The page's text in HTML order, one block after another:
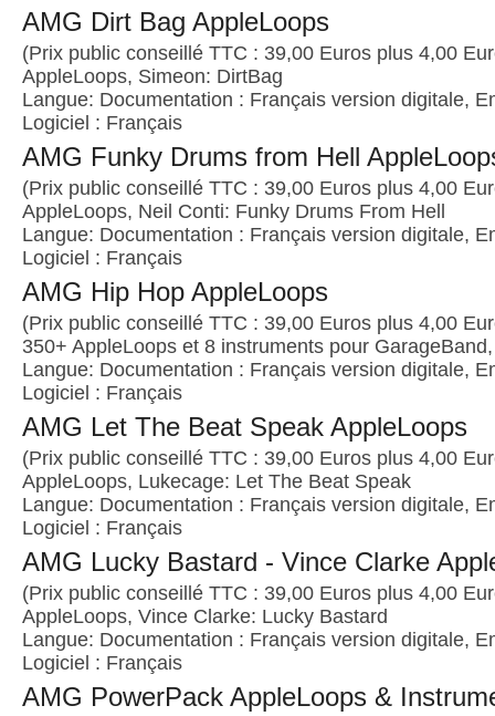
AMG Dirt Bag AppleLoops
(Prix public conseillé TTC : 39,00 Euros plus 4,00
AppleLoops, Simeon: DirtBag
Langue: Documentation : Français version digitale,
Logiciel : Français
AMG Funky Drums from Hell
(Prix public conseillé TTC : 39,00 Euros plus 4,00
AppleLoops, Neil Conti: Funky Drums From Hell
Langue: Documentation : Français version digitale,
Logiciel : Français
AMG Hip Hop AppleLoops
(Prix public conseillé TTC : 39,00 Euros plus 4,00
350+ AppleLoops et 8 instruments pour
Langue: Documentation : Français version digitale,
Logiciel : Français
AMG Let The Beat Speak AppleLoops
(Prix public conseillé TTC : 39,00 Euros plus 4,00
AppleLoops, Lukecage: Let The Beat Speak
Langue: Documentation : Français version digitale,
Logiciel : Français
AMG Lucky Bastard - Vince Clarke
(Prix public conseillé TTC : 39,00 Euros plus 4,00
AppleLoops, Vince Clarke: Lucky Bastard
Langue: Documentation : Français version digitale,
Logiciel : Français
AMG PowerPack AppleLoops &